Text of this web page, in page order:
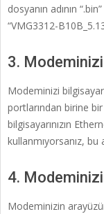
dosyanın adının
“VMG3312-
3. Modeminizi
Modeminizi
portlarından birine
bilgisayarınızın
kullanmıyorsanız, bu
4.
Modeminizin